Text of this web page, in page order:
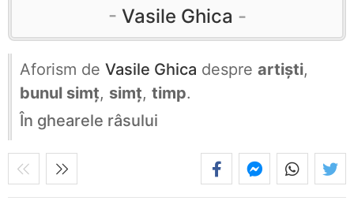
Vasile Ghica
Aforism de Vasile Ghica despre artiști,
bunul simț, simț, timp.
În ghearele râsului